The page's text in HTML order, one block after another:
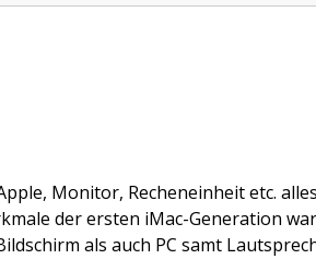
Monitor, Recheneinheit etc.
der ersten iMac-Generation
als auch PC samt